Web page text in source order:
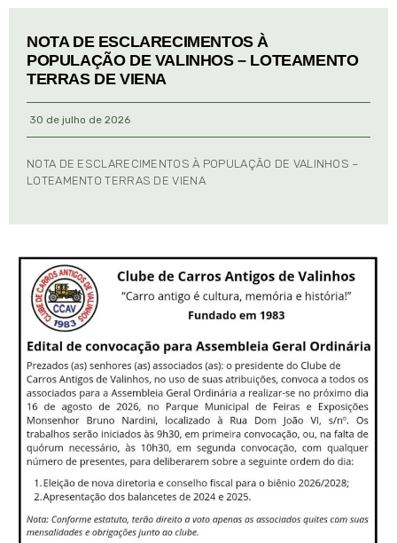
NOTA DE ESCLARECIMENTOS À
POPULAÇÃO DE VALINHOS – LOTEAMENTO
TERRAS DE VIENA
30 de julho de 2026
NOTA DE ESCLARECIMENTOS À POPULAÇÃO DE VALINHOS –
LOTEAMENTO TERRAS DE VIENA